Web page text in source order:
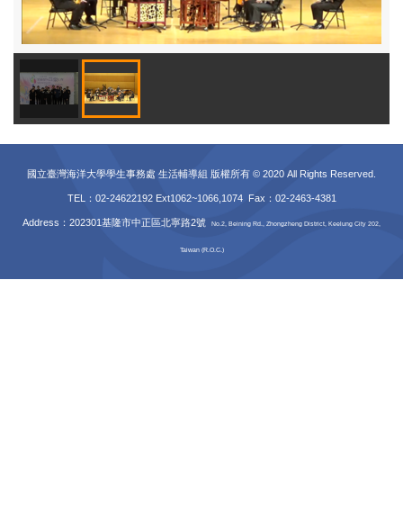
國立臺灣海洋大學學生事務處 生活輔導組 版權所有 © 2020 All Rights Reserved.
TEL：02-24622192 Ext1062~1066,1074 Fax ：02-2463-4381
Address：202301基隆市中正區北寧路2號 No.2, Beining Rd., Zhongzheng District, Keelung City 202,
Taiwan (R.O.C.)